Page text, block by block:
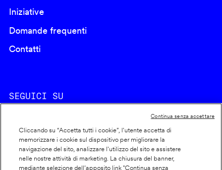
Iniziative
Domande frequenti
Contatti
SEGUICI SU
Cookie policy
Cliccando su “Accetta tutti i cookie”, l'utente accetta di
memorizzare i cookie sul dispositivo per migliorare la
navigazione del sito, analizzare l'utilizzo del sito e assistere
nelle nostre attività di marketing. La chiusura del banner,
mediante selezione dell’apposito link "Continua senza
Continua senza accettare